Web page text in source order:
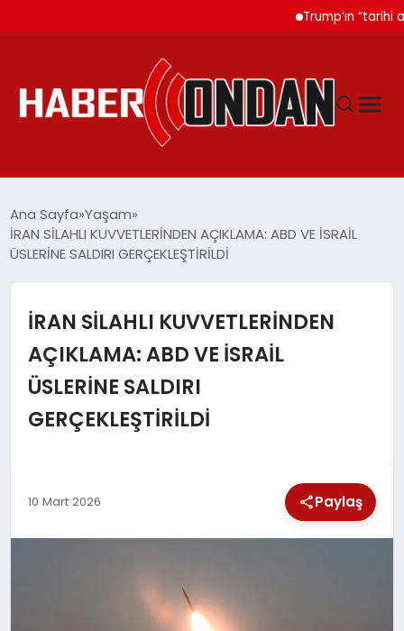
Trump’ın “tarihi
SIYASET
DÜNYA
EKONOMI
SPOR
Ana Sayfa Yaşam
İRAN SİLAHLI KUVVETLERİNDEN AÇIKLAMA: ABD VE İSRAİL
ÜSLERİNE SALDIRI GERÇEKLEŞTİRİLDİ
İRAN SİLAHLI KUVVETLERİNDEN
AÇIKLAMA: ABD VE İSRAİL
ÜSLERİNE SALDIRI
GERÇEKLEŞTİRİLDİ
10 Mart 2026 Paylaş